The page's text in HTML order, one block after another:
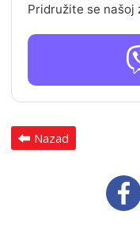
Pridružite se našoj
Nazad